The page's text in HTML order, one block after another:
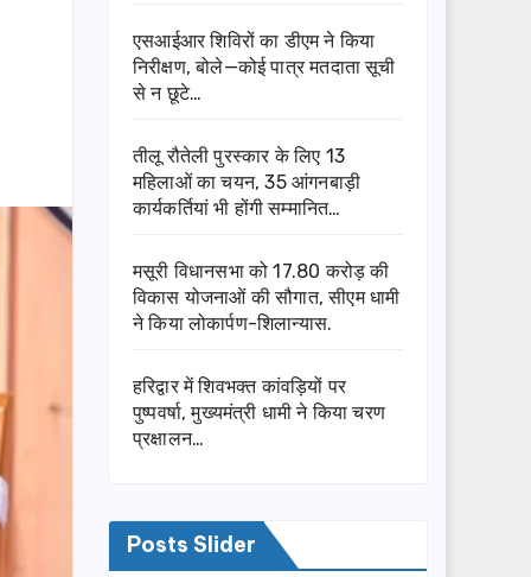
एसआईआर शिविरों का डीएम ने किया
निरीक्षण, बोले—कोई पात्र मतदाता सूची
से न छूटे…
तीलू रौतेली पुरस्कार के लिए 13
महिलाओं का चयन, 35 आंगनबाड़ी
कार्यकर्तियां भी होंगी सम्मानित…
मसूरी विधानसभा को 17.80 करोड़ की
विकास योजनाओं की सौगात, सीएम धामी
ने किया लोकार्पण-शिलान्यास.
हरिद्वार में शिवभक्त कांवड़ियों पर
पुष्पवर्षा, मुख्यमंत्री धामी ने किया चरण
प्रक्षालन…
Posts Slider